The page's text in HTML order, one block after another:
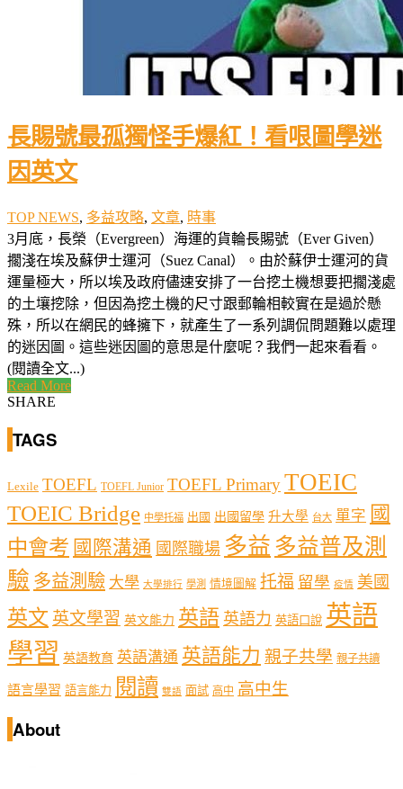
長賜號最孤獨怪手爆紅！看哏圖學迷
因英文
TOP NEWS, 多益攻略, 文章, 時事
3月底，長榮（Evergreen）海運的貨輪長賜號（Ever Given）
擱淺在埃及蘇伊士運河（Suez Canal）。由於蘇伊士運河的貨
運量極大，所以埃及政府儘速安排了一台挖土機想要把擱淺處
的土壤挖除，但因為挖土機的尺寸跟郵輪相較實在是過於懸
殊，所以在網民的蜂擁下，就產生了一系列調侃問題難以處理
的迷因圖。這些迷因圖的意思是什麼呢？我們一起來看看。
(閱讀全文...)
Read More
SHARE
TAGS
Lexile TOEFL TOEFL Junior TOEFL PrimaryTOEIC
TOEIC Bridge 中學托福 出國 出國留學 升大學 台大 單字 國
中會考 國際溝通 國際職場 多益 多益普及測
驗 多益測驗 大學 大學排行 學測 情境圖解 托福 留學 疫情 美國
英文 英文學習 英文能力 英語 英語力 英語口說 英語
學習 英語教育 英語溝通 英語能力 親子共學 親子共讀
語言學習 語言能力 閱讀 雙語 面試 高中 高中生
About